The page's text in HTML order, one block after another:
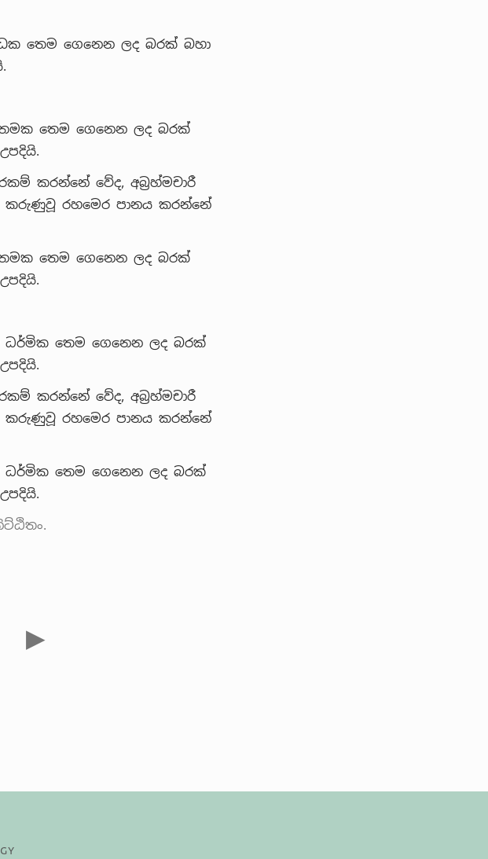
තෙම ගෙනෙන ලද බරක් බහා
තෙම ගෙනෙන ලද බරක්
කරන්නේ වේද, අබ්‍රහ්මචාරී
කරුණුවූ රහමෙර පානය කරන්නේ
තෙම ගෙනෙන ලද බරක්
තෙම ගෙනෙන ලද බරක්
කරන්නේ වේද, අබ්‍රහ්මචාරී
කරුණුවූ රහමෙර පානය කරන්නේ
තෙම ගෙනෙන ලද බරක්
▶